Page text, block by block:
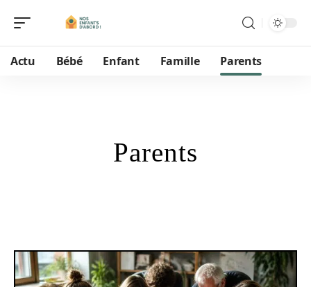
Actu Bébé Enfant Famille Parents
Parents